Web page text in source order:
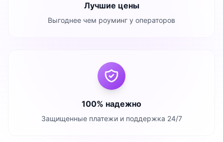
Лучшие цены
Выгоднее чем роуминг у операторов
100% надежно
Защищенные платежи и поддержка 24/7